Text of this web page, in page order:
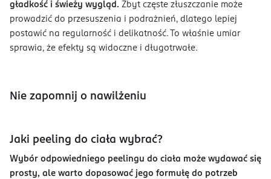
gładkość i świeży wygląd. Zbyt częste złuszczanie może
prowadzić do przesuszenia i podrażnień, dlatego lepiej
postawić na regularność i delikatność. To właśnie umiar
sprawia, że efekty są widoczne i długotrwałe.
Nie zapomnij o nawilżeniu
Jaki peeling do ciała wybrać?
Wybór odpowiedniego peelingu do ciała może wydawać się
prosty, ale warto dopasować jego formułę do potrzeb